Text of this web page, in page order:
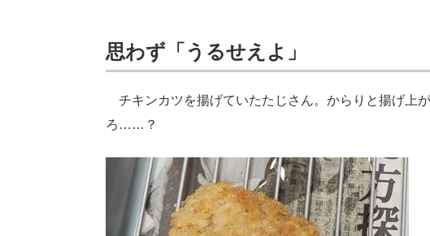
思わず「うるせえよ」
チキンカツを揚げていたたじさん。からりと揚げ上
ろ……？